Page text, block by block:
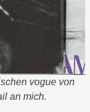
vogue von
an mich.